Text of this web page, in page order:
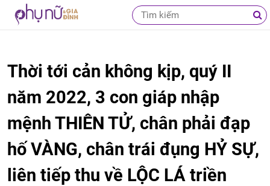
Thời tới cản không kịp, quý II
năm 2022, 3 con giáp nhập
mệnh THIÊN TỬ, chân phải đạp
hố VÀNG, chân trái đụng HỶ SỰ,
liên tiếp thu về LỘC LÁ triền